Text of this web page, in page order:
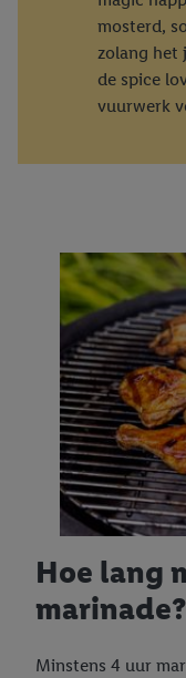
mosterd,
zolang het
de spice
vuurwerk
Hoe lang
marinade?
Minstens 4 uur